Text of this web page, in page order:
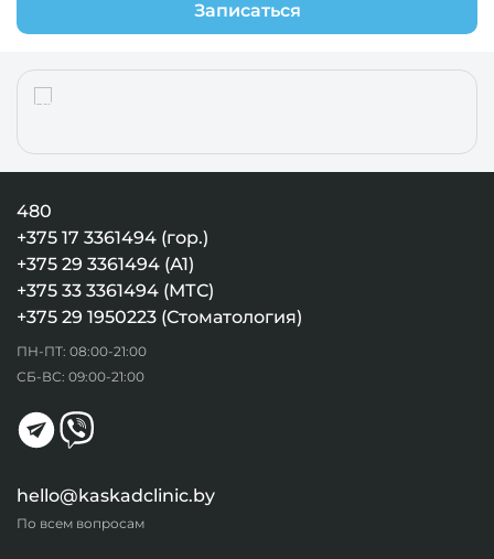
Записаться
480
+375 17 3361494 (гор.)
+375 29 3361494 (А1)
+375 33 3361494 (МТС)
+375 29 1950223 (Стоматология)
ПН-ПТ: 08:00-21:00
СБ-ВС: 09:00-21:00
hello@kaskadclinic.by
По всем вопросам